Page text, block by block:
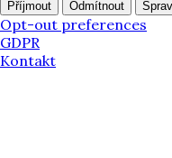
Příjmout Odmítnout
Opt-out preferences
GDPR
Kontakt